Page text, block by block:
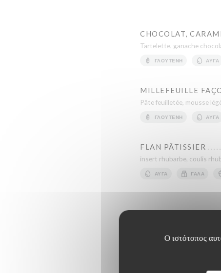
Ο ιστότοπος
CHOCOLAT,
Tartelette, ganache
ΓΛΟΥΤΈΝΗ ΑΥΓΆ
MILLEFEUILLE
Pâte feuilletée, mousse
ΓΛΟΥΤΈΝΗ ΑΥΓΆ
FLAN PÂTISSIER
insert rhubarbe, coulis
ΑΥΓΆ ΓΆΛΑ